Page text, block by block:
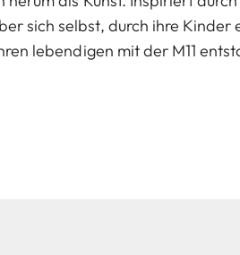
sich selbst, durch ihre Kinder
lebendigen mit der M11